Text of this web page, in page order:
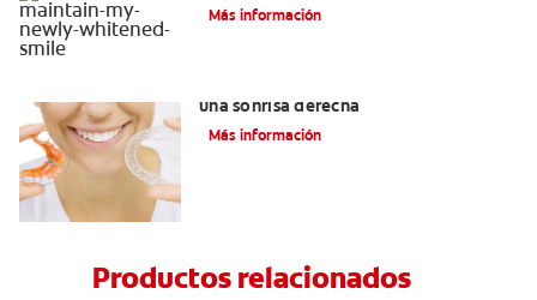
Más información
una sonrisa derecha
Más información
Productos relacionados